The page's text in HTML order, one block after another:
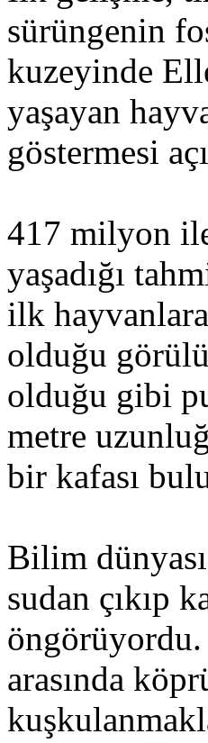
sürüngenin
kuzeyinde
yaşayan
göstermesi
417 milyon
yaşadığı
ilk
olduğu
olduğu gibi
metre
bir kafası
Bilim
sudan çıkıp
arasında